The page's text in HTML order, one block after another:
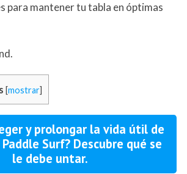
para mantener tu tabla en óptimas
[mostrar]
y prolongar la vida útil de
Surf? Descubre qué se
le debe untar.